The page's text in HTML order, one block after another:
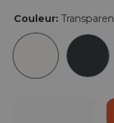
Couleur:
Transparent